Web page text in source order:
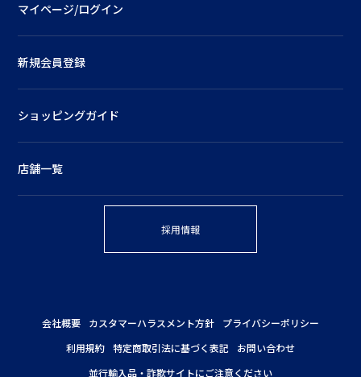
マイページ/ログイン
新規会員登録
ショッピングガイド
店舗一覧
採用情報
会社概要 カスタマーハラスメント方針
プライバシーポリシー
利用規約 特定商取引法に基づく表記
お問い合わせ
並行輸入品・詐欺サイトにご注意ください